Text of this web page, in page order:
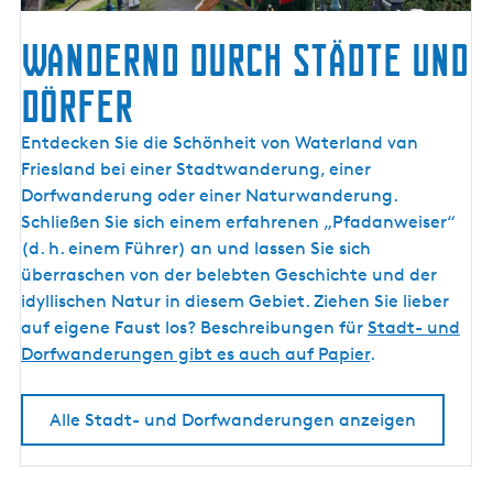
WANDERND DURCH STÄDTE UND
DÖRFER
W
A
N
D
E
R
N
D
D
Entdecken Sie die Schönheit von Waterland van
Friesland bei einer Stadtwanderung, einer
Dorfwanderung oder einer Naturwanderung.
Schließen Sie sich einem erfahrenen „Pfadanweiser“
(d. h. einem Führer) an und lassen Sie sich
überraschen von der belebten Geschichte und der
idyllischen Natur in diesem Gebiet. Ziehen Sie lieber
auf eigene Faust los? Beschreibungen für Stadt- und
Dorfwanderungen gibt es auch auf Papier.
Alle Stadt- und Dorfwanderungen anzeigen